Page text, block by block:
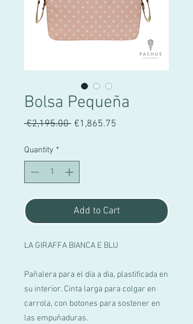
Bolsa Pequeña
€2,195.00 Regular
€1,865.75
Quantity *
Add to Cart
LA GIRAFFA BIANCA E BLU
Pañalera para el día a dia, plastificada en
su interior. Cinta larga para colgar en
carrola, con botones para sostener en
las empuñaduras.